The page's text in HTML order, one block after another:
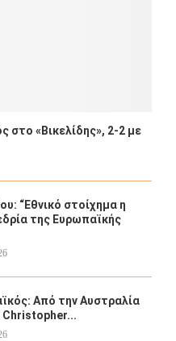
στο «Βικελίδης», 2-2 με
“Εθνικό στοίχημα η
της Ευρωπαϊκής
Από την Αυστραλία
Christopher...